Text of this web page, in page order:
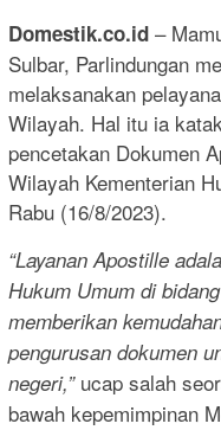
Domestik.co.id –
Sulbar, Parlindungan
melaksanakan
Wilayah. Hal itu ia
pencetakan Dokumen
Wilayah Kementerian
Rabu (16/8/2023).
“Layanan Apostille
Hukum Umum di
memberikan
pengurusan dokumen
negeri,”ucap salah
bawah kepemimpinan